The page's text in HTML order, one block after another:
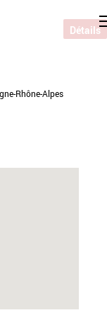
Rhône-Alpes
Détails